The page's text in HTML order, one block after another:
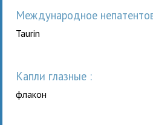
Международное
Taurin
капли глазные :
флакон